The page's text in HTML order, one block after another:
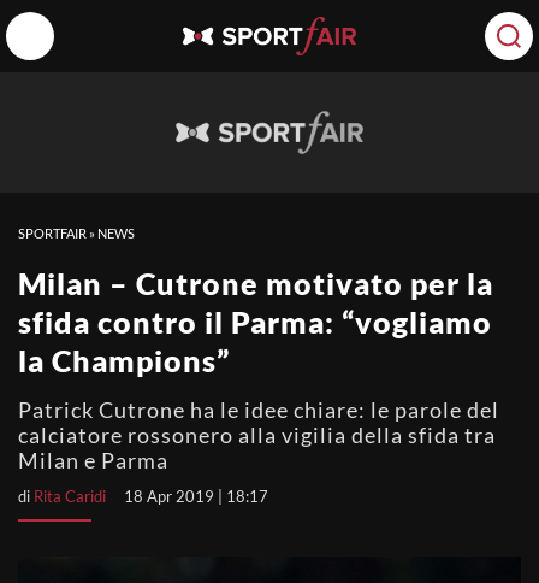
SPORTFAIR » NEWS
Milan – Cutrone motivato per la
sfida contro il Parma: “vogliamo
la Champions”
Patrick Cutrone ha le idee chiare: le parole del
calciatore rossonero alla vigilia della sfida tra
Milan e Parma
di Rita Caridi 18 Apr 2019 | 18:17